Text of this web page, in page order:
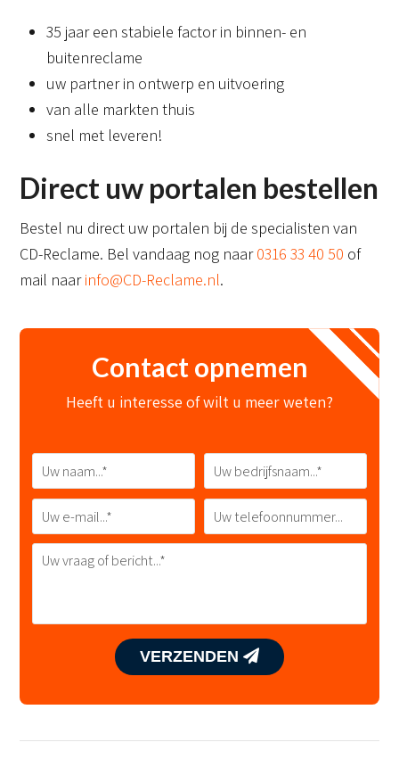
35 jaar een stabiele factor in binnen- en
buitenreclame
uw partner in ontwerp en uitvoering
van alle markten thuis
snel met leveren!
Direct uw portalen bestellen
Bestel nu direct uw portalen bij de specialisten van
CD-Reclame. Bel vandaag nog naar0316 33 40 50 of
mail naarinfo@CD-Reclame.nl.
Contact opnemen
Heeft u interesse of wilt u meer weten?
VERZENDEN